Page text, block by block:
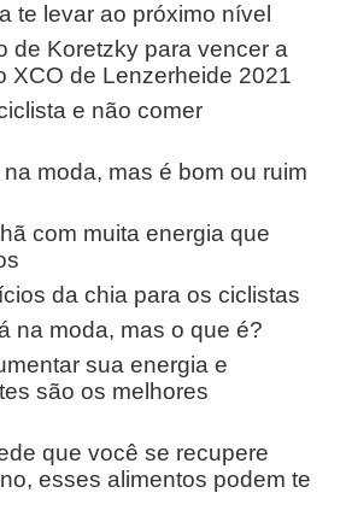
te levar ao próximo nível
de Koretzky para vencer a
XCO de Lenzerheide 2021
e não comer
moda, mas é bom ou ruim
com muita energia que
da chia para os ciclistas
na moda, mas o que é?
sua energia e
são os melhores
que você se recupere
esses alimentos podem te